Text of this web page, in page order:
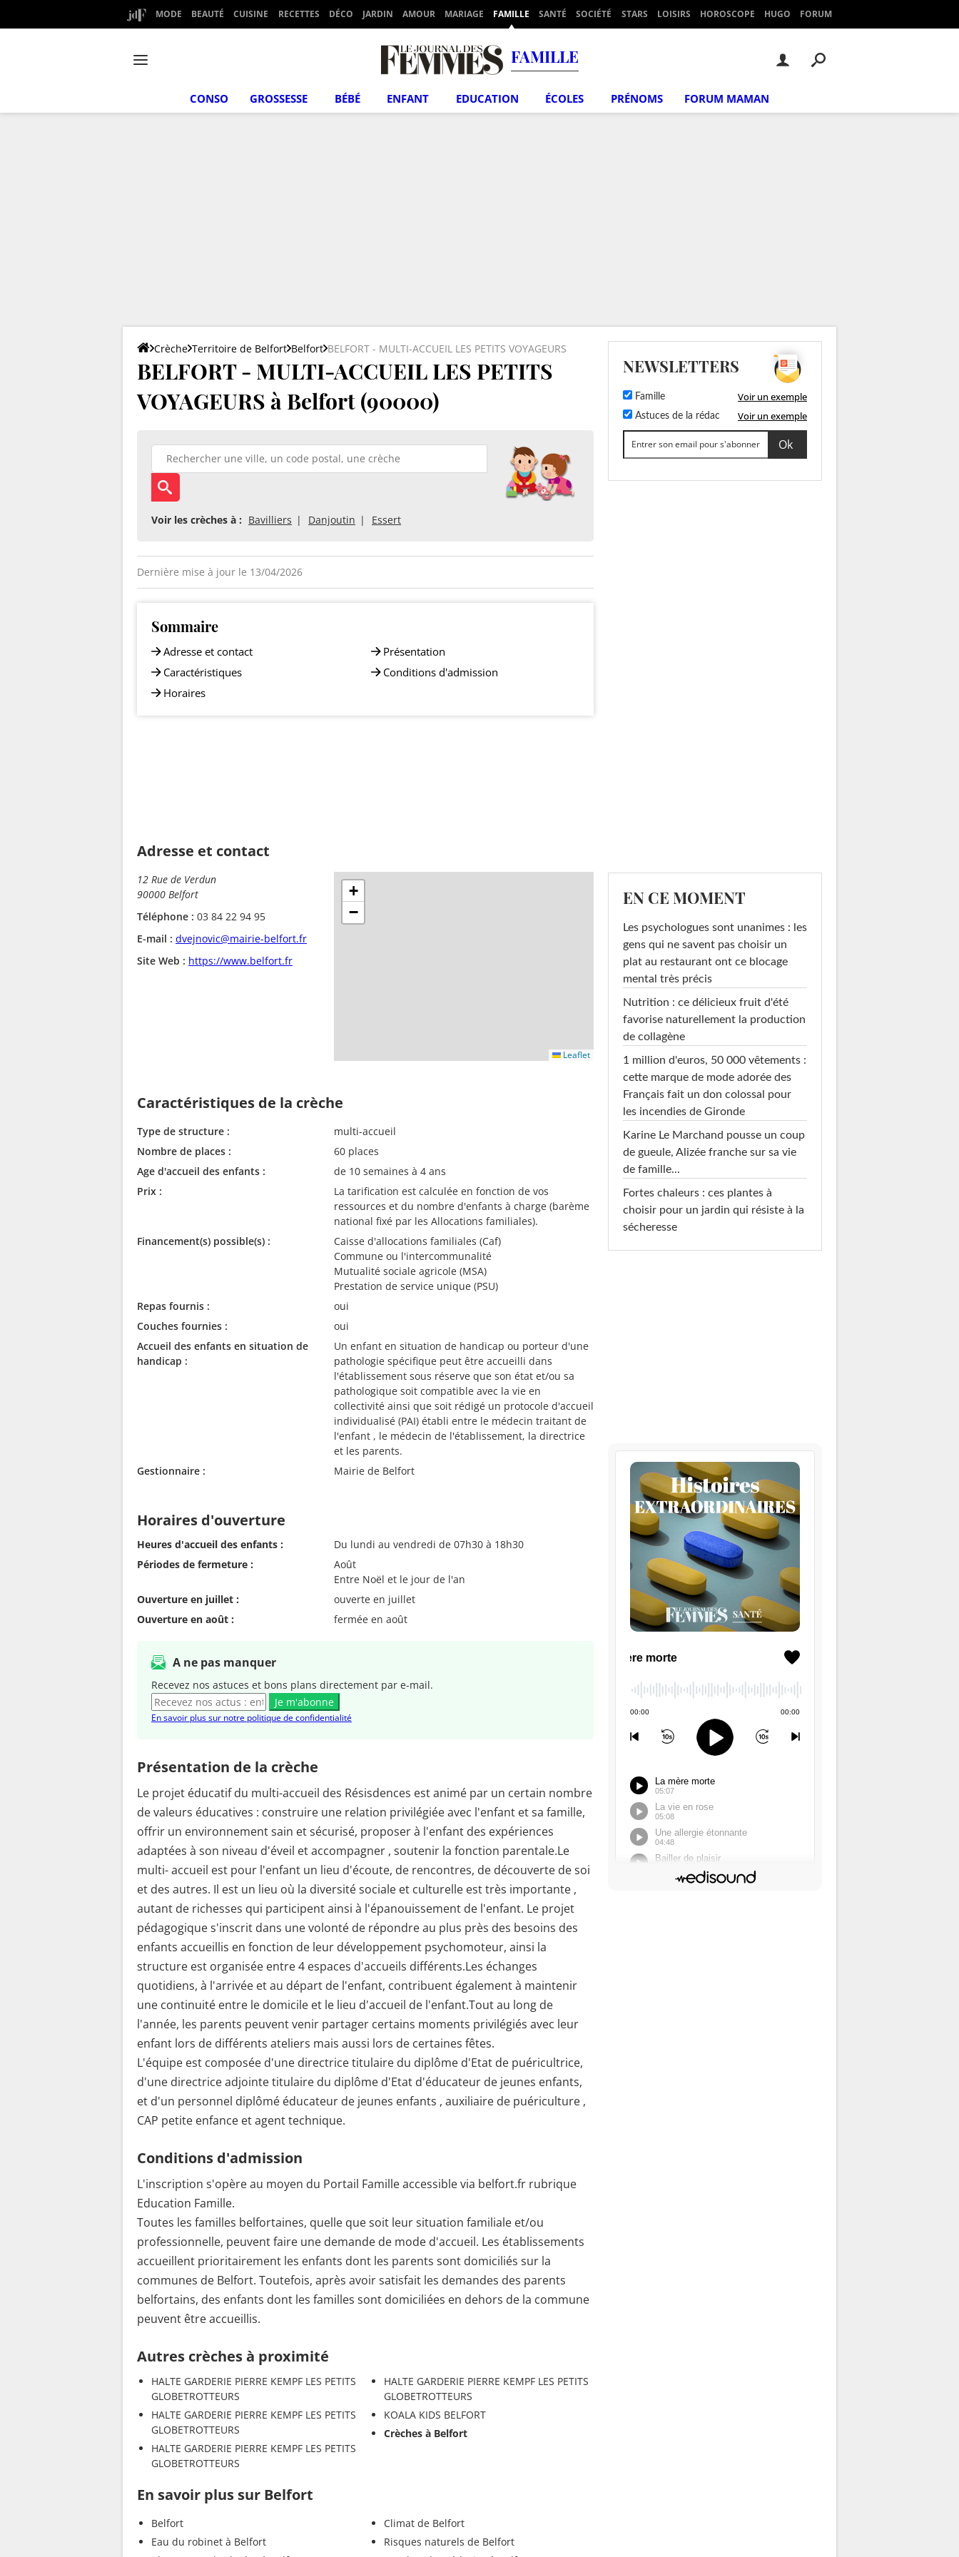
MODE BEAUTÉ CUISINE RECETTES DÉCO JARDIN AMOUR MARIAGE FAMILLE SANTÉ SOCIÉTÉ STARS LOISIRS HOROSCOPE HUGO FORUM
FAMILLE
CONSO GROSSESSE BÉBÉ ENFANT EDUCATION ÉCOLES PRÉNOMS FORUM MAMAN
Crèche Territoire de Belfort Belfort BELFORT - MULTI-ACCUEIL LES PETITS VOYAGEURS
BELFORT - MULTI-ACCUEIL LES PETITS
VOYAGEURS à Belfort (90000)
Voir les crèches à : Bavilliers Danjoutin Essert
Dernière mise à jour le 13/04/2026
Sommaire
Adresse et contact
Caractéristiques
Horaires
Présentation
Conditions d'admission
Adresse et contact
12 Rue de Verdun
90000 Belfort
Téléphone : 03 84 22 94 95
E-mail : dvejnovic@mairie-belfort.fr
Site Web : https://www.belfort.fr
+
−
Leaflet
Caractéristiques de la crèche
Type de structure :
multi-accueil
Nombre de places :
60 places
Age d'accueil des enfants :
de 10 semaines à 4 ans
Prix :
La tarification est calculée en fonction de vos
ressources et du nombre d'enfants à charge (barème
national fixé par les Allocations familiales).
Financement(s) possible(s) :
Caisse d'allocations familiales (Caf)
Commune ou l'intercommunalité
Mutualité sociale agricole (MSA)
Prestation de service unique (PSU)
Repas fournis :
oui
Couches fournies :
oui
Accueil des enfants en situation de
handicap :
Un enfant en situation de handicap ou porteur d'une
pathologie spécifique peut être accueilli dans
l'établissement sous réserve que son état et/ou sa
pathologique soit compatible avec la vie en
collectivité ainsi que soit rédigé un protocole d'accueil
individualisé (PAI) établi entre le médecin traitant de
l'enfant , le médecin de l'établissement, la directrice
et les parents.
Gestionnaire :
Mairie de Belfort
Horaires d'ouverture
Heures d'accueil des enfants :
Du lundi au vendredi de 07h30 à 18h30
Périodes de fermeture :
Août
Entre Noël et le jour de l'an
Ouverture en juillet :
ouverte en juillet
Ouverture en août :
fermée en août
A ne pas manquer
Recevez nos astuces et bons plans directement par e-mail.
Je m'abonne
En savoir plus sur notre politique de confidentialité
Présentation de la crèche
Le projet éducatif du multi-accueil des Résisdences est animé par un certain nombre
de valeurs éducatives : construire une relation privilégiée avec l'enfant et sa famille,
offrir un environnement sain et sécurisé, proposer à l'enfant des expériences
adaptées à son niveau d'éveil et accompagner , soutenir la fonction parentale.Le
multi- accueil est pour l'enfant un lieu d'écoute, de rencontres, de découverte de soi
et des autres. Il est un lieu où la diversité sociale et culturelle est très importante ,
autant de richesses qui participent ainsi à l'épanouissement de l'enfant. Le projet
pédagogique s'inscrit dans une volonté de répondre au plus près des besoins des
enfants accueillis en fonction de leur développement psychomoteur, ainsi la
structure est organisée entre 4 espaces d'accueils différents.Les échanges
quotidiens, à l'arrivée et au départ de l'enfant, contribuent également à maintenir
une continuité entre le domicile et le lieu d'accueil de l'enfant.Tout au long de
l'année, les parents peuvent venir partager certains moments privilégiés avec leur
enfant lors de différents ateliers mais aussi lors de certaines fêtes.
L'équipe est composée d'une directrice titulaire du diplôme d'Etat de puéricultrice,
d'une directrice adjointe titulaire du diplôme d'Etat d'éducateur de jeunes enfants,
et d'un personnel diplômé éducateur de jeunes enfants , auxiliaire de puériculture ,
CAP petite enfance et agent technique.
Conditions d'admission
L'inscription s'opère au moyen du Portail Famille accessible via belfort.fr rubrique
Education Famille.
Toutes les familles belfortaines, quelle que soit leur situation familiale et/ou
professionnelle, peuvent faire une demande de mode d'accueil. Les établissements
accueillent prioritairement les enfants dont les parents sont domiciliés sur la
communes de Belfort. Toutefois, après avoir satisfait les demandes des parents
belfortains, des enfants dont les familles sont domiciliées en dehors de la commune
peuvent être accueillis.
Autres crèches à proximité
HALTE GARDERIE PIERRE KEMPF LES PETITS
GLOBETROTTEURS
HALTE GARDERIE PIERRE KEMPF LES PETITS
GLOBETROTTEURS
HALTE GARDERIE PIERRE KEMPF LES PETITS
GLOBETROTTEURS
HALTE GARDERIE PIERRE KEMPF LES PETITS
GLOBETROTTEURS
KOALA KIDS BELFORT
Crèches à Belfort
En savoir plus sur Belfort
Belfort
Eau du robinet à Belfort
Climat de Belfort
Risques naturels de Belfort
NEWSLETTERS
Famille Voir un exemple
Astuces de la rédac Voir un exemple
EN CE MOMENT
Les psychologues sont unanimes : les
gens qui ne savent pas choisir un
plat au restaurant ont ce blocage
mental très précis
Nutrition : ce délicieux fruit d'été
favorise naturellement la production
de collagène
1 million d'euros, 50 000 vêtements :
cette marque de mode adorée des
Français fait un don colossal pour
les incendies de Gironde
Karine Le Marchand pousse un coup
de gueule, Alizée franche sur sa vie
de famille...
Fortes chaleurs : ces plantes à
choisir pour un jardin qui résiste à la
sécheresse